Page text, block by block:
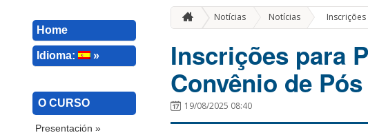
Home
Idioma: »
O CURSO
Presentación »
Notícias Notícias »
Inscrições para
Convênio de
19/08/2025 08:40